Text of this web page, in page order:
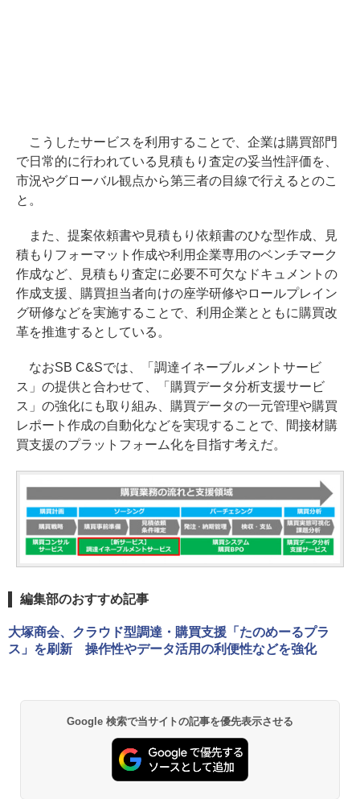
こうしたサービスを利用することで、企業は購買部門
で日常的に行われている見積もり査定の妥当性評価を、
市況やグローバル観点から第三者の目線で行えるとのこ
と。
また、提案依頼書や見積もり依頼書のひな型作成、見
積もりフォーマット作成や利用企業専用のベンチマーク
作成など、見積もり査定に必要不可欠なドキュメントの
作成支援、購買担当者向けの座学研修やロールプレイン
グ研修などを実施することで、利用企業とともに購買改
革を推進するとしている。
なおSB C&Sでは、「調達イネーブルメントサービ
ス」の提供と合わせて、「購買データ分析支援サービ
ス」の強化にも取り組み、購買データの一元管理や購買
レポート作成の自動化などを実現することで、間接材購
買支援のプラットフォーム化を目指す考えだ。
編集部のおすすめ記事
大塚商会、クラウド型調達・購買支援「たのめーるプラ
ス」を刷新 操作性やデータ活用の利便性などを強化
Google 検索で当サイトの記事を優先表示させる